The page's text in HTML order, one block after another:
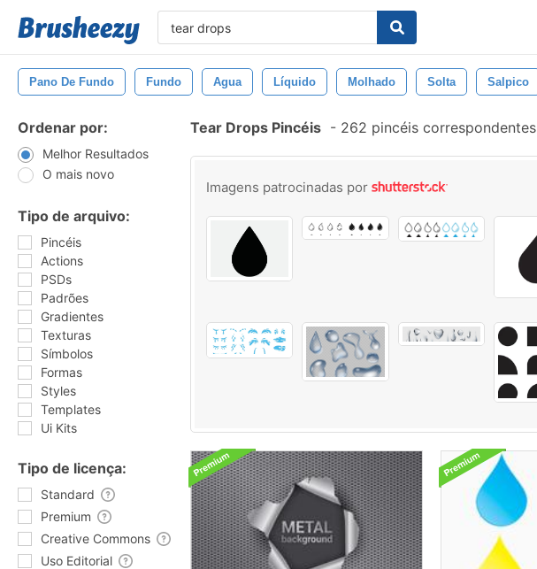
Pano De Fundo Fundo Agua Líquido Molhado Solta Salpico
Ordenar por:
Melhor Resultados
O mais novo
Tipo de arquivo:
Pincéis
Actions
PSDs
Padrões
Gradientes
Texturas
Símbolos
Formas
Styles
Templates
Ui Kits
Tipo de licença:
Standard
Premium
Creative Commons
Uso Editorial
Tear Drops Pincéis - 262 pincéis correspondentes
Imagens patrocinadas por